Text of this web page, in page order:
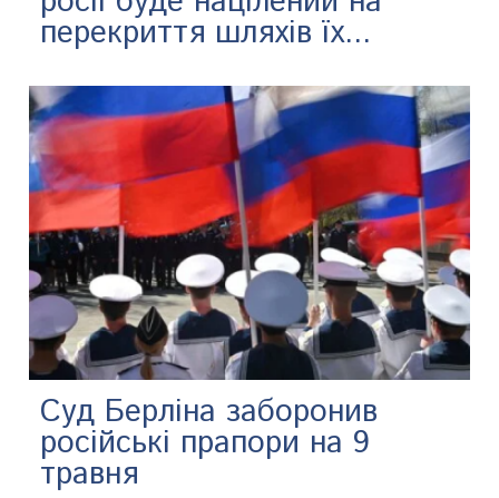
перекриття шляхів їх...
Суд Берліна заборонив
російські прапори на 9
травня